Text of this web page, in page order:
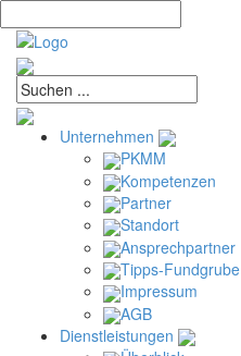
Unternehmen
PKMM
Kompetenzen
Partner
Standort
Ansprechpartner
Tipps-Fundgrube
Impressum
AGB
Dienstleistungen